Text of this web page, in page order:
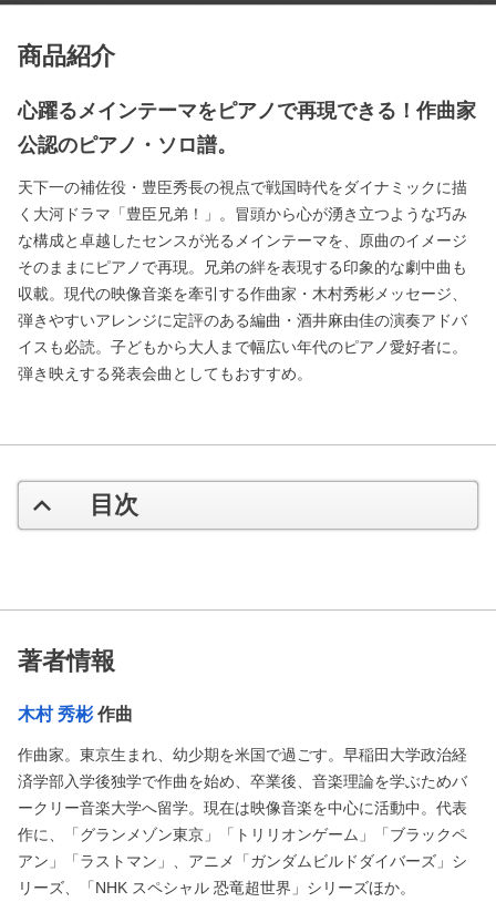
商品紹介
心躍るメインテーマをピアノで再現できる！作曲家
公認のピアノ・ソロ譜。
天下一の補佐役・豊臣秀長の視点で戦国時代をダイナミックに描
く大河ドラマ「豊臣兄弟！」。冒頭から心が湧き立つような巧み
な構成と卓越したセンスが光るメインテーマを、原曲のイメージ
そのままにピアノで再現。兄弟の絆を表現する印象的な劇中曲も
収載。現代の映像音楽を牽引する作曲家・木村秀彬メッセージ、
弾きやすいアレンジに定評のある編曲・酒井麻由佳の演奏アドバ
イスも必読。子どもから大人まで幅広い年代のピアノ愛好者に。
弾き映えする発表会曲としてもおすすめ。
目次
著者情報
木村 秀彬作曲
作曲家。東京生まれ、幼少期を米国で過ごす。早稲田大学政治経
済学部入学後独学で作曲を始め、卒業後、音楽理論を学ぶためバ
ークリー音楽大学へ留学。現在は映像音楽を中心に活動中。代表
作に、「グランメゾン東京」「トリリオンゲーム」「ブラックペ
アン」「ラストマン」、アニメ「ガンダムビルドダイバーズ」シ
リーズ、「NHK スペシャル 恐竜超世界」シリーズほか。